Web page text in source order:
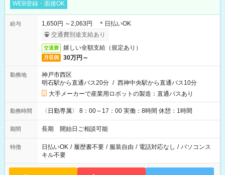
WEB登録・面接OK
給与
1,650円 ～2,063円 ＊日払いOK
交通費別途支給あり
交通費 嬉しい全額支給（規定あり）
月収例 30万円～
勤務地
神戸市西区
明石駅から直通バス20分 / 西神中央駅から直通バス10分
大手メーカーで産業用ロボットの製造：直通バスあり
勤務時間 〈日勤専属〉 8：00～17：00 実働：8時間 休憩：1時間
期間 長期 開始日ご相談可能
特徴 日払いOK / 履歴書不要 / 服装自由 / 電話対応なし / パソコンス
キル不要